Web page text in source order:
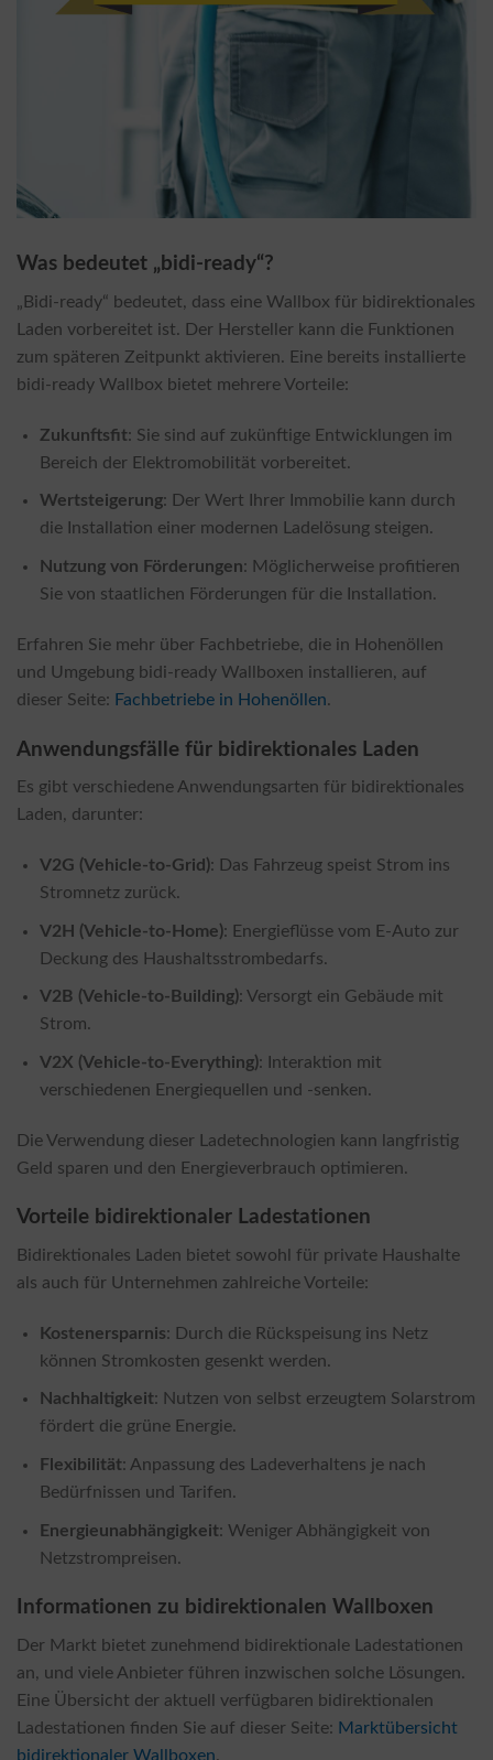
Was bedeutet „bidi-ready“?
„Bidi-ready“ bedeutet, dass eine Wallbox für bidirektionales
Laden vorbereitet ist. Der Hersteller kann die Funktionen
zum späteren Zeitpunkt aktivieren. Eine bereits installierte
bidi-ready Wallbox bietet mehrere Vorteile:
Zukunftsfit: Sie sind auf zukünftige Entwicklungen im
Bereich der Elektromobilität vorbereitet.
Wertsteigerung: Der Wert Ihrer Immobilie kann durch
die Installation einer modernen Ladelösung steigen.
Nutzung von Förderungen: Möglicherweise profitieren
Sie von staatlichen Förderungen für die Installation.
Erfahren Sie mehr über Fachbetriebe, die in Hohenöllen
und Umgebung bidi-ready Wallboxen installieren, auf
dieser Seite: Fachbetriebe in Hohenöllen.
Anwendungsfälle für bidirektionales Laden
Es gibt verschiedene Anwendungsarten für bidirektionales
Laden, darunter:
V2G (Vehicle-to-Grid): Das Fahrzeug speist Strom ins
Stromnetz zurück.
V2H (Vehicle-to-Home): Energieflüsse vom E-Auto zur
Deckung des Haushaltsstrombedarfs.
V2B (Vehicle-to-Building): Versorgt ein Gebäude mit
Strom.
V2X (Vehicle-to-Everything): Interaktion mit
verschiedenen Energiequellen und -senken.
Die Verwendung dieser Ladetechnologien kann langfristig
Geld sparen und den Energieverbrauch optimieren.
Vorteile bidirektionaler Ladestationen
Bidirektionales Laden bietet sowohl für private Haushalte
als auch für Unternehmen zahlreiche Vorteile:
Kostenersparnis: Durch die Rückspeisung ins Netz
können Stromkosten gesenkt werden.
Nachhaltigkeit: Nutzen von selbst erzeugtem Solarstrom
fördert die grüne Energie.
Flexibilität: Anpassung des Ladeverhaltens je nach
Bedürfnissen und Tarifen.
Energieunabhängigkeit: Weniger Abhängigkeit von
Netzstrompreisen.
Informationen zu bidirektionalen Wallboxen
Der Markt bietet zunehmend bidirektionale Ladestationen
an, und viele Anbieter führen inzwischen solche Lösungen.
Eine Übersicht der aktuell verfügbaren bidirektionalen
Ladestationen finden Sie auf dieser Seite: Marktübersicht
bidirektionaler Wallboxen.